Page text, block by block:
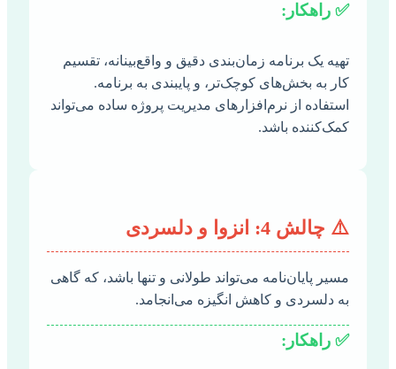
✅ راهکار:
تهیه یک برنامه زمان‌بندی دقیق و واقع‌بینانه، تقسیم
کار به بخش‌های کوچک‌تر، و پایبندی به برنامه.
استفاده از نرم‌افزارهای مدیریت پروژه ساده می‌تواند
کمک‌کننده باشد.
⚠️ چالش 4: انزوا و دلسردی
مسیر پایان‌نامه می‌تواند طولانی و تنها باشد، که گاهی
به دلسردی و کاهش انگیزه می‌انجامد.
✅ راهکار: